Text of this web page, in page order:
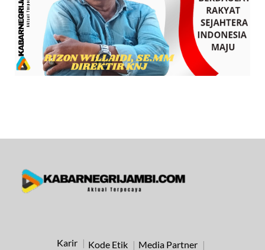
Karir Kode Etik Media Partner